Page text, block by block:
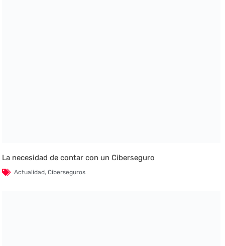
La necesidad de contar con un Ciberseguro
Actualidad,Ciberseguros